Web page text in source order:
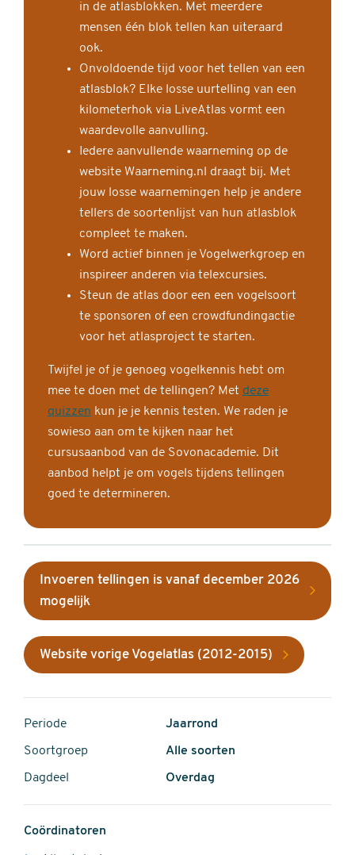
in de atlasblokken. Met meerdere
mensen één blok tellen kan uiteraard
ook.
Onvoldoende tijd voor het tellen van een
atlasblok? Elke losse uurtelling van een
kilometerhok via LiveAtlas vormt een
waardevolle aanvulling.
Iedere aanvullende waarneming op de
website Waarneming.nl draagt bij. Met
jouw losse waarnemingen help je andere
tellers de soortenlijst van hun atlasblok
compleet te maken.
Word actief binnen je Vogelwerkgroep en
inspireer anderen via telexcursies.
Steun de atlas door een een vogelsoort
te sponsoren of een crowdfundingactie
voor het atlasproject te starten.
Twijfel je of je genoeg vogelkennis hebt om
mee te doen met de tellingen? Met deze
quizzen kun je je kennis testen. We raden je
sowieso aan om te kijken naar het
cursusaanbod van de Sovonacademie. Dit
aanbod helpt je om vogels tijdens tellingen
goed te determineren.
Invoeren tellingen is vanaf december 2026
mogelijk
Website vorige Vogelatlas (2012-2015)
Periode Jaarrond
Soortgroep Alle soorten
Dagdeel Overdag
Coördinatoren